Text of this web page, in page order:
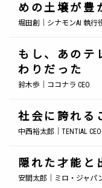
めの土壌が豊
堀田創｜シナモンAI 執行
もし、あのテ
わりだった
鈴木歩｜ココナラ CEO
社会に誇れる
中西裕太郎｜TENTIAL
隠れた才能と
安間太郎｜ミロ・ジャパ